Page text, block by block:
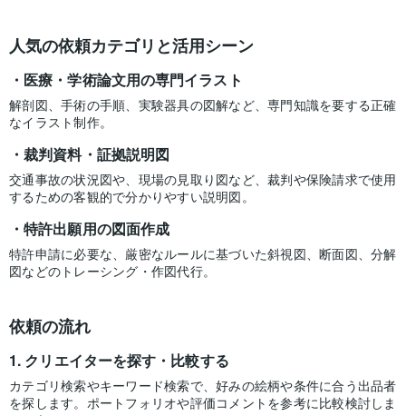
人気の依頼カテゴリと活用シーン
医療・学術論文用の専門イラスト
解剖図、手術の手順、実験器具の図解など、専門知識を要する正確
なイラスト制作。
裁判資料・証拠説明図
交通事故の状況図や、現場の見取り図など、裁判や保険請求で使用
するための客観的で分かりやすい説明図。
特許出願用の図面作成
特許申請に必要な、厳密なルールに基づいた斜視図、断面図、分解
図などのトレーシング・作図代行。
依頼の流れ
クリエイターを探す・比較する
カテゴリ検索やキーワード検索で、好みの絵柄や条件に合う出品者
を探します。ポートフォリオや評価コメントを参考に比較検討しま